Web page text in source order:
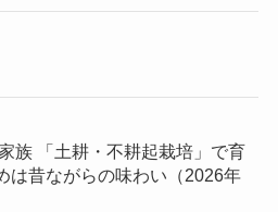
族 「土耕・不耕起栽培」で育
は昔ながらの味わい（2026年